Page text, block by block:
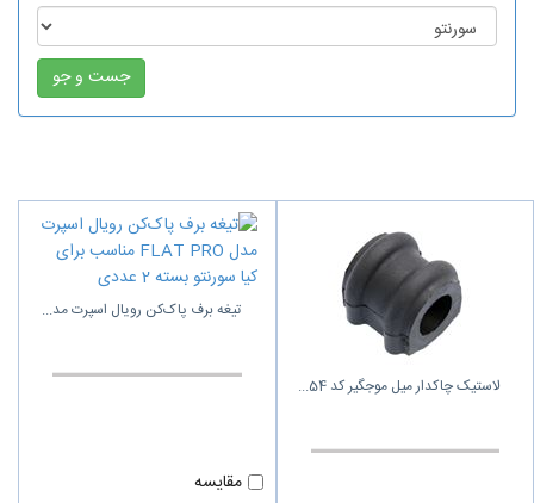
لاستیک چاکدار میل موجگیر کد 54
تیغه برف پاک‌کن رویال اسپرت مد
مقایسه